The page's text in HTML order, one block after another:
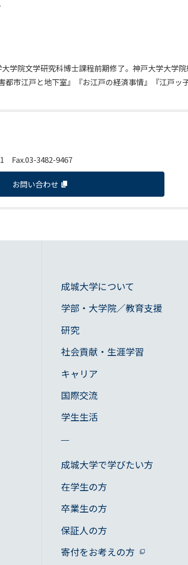
学院文学研究科博士課程前期修了。神戸大学大学院
市江戸と地下室』『お江戸の経済事情』『江戸ッ
Fax.03-3482-9467
お問い合わせ
成城大学について
学部・大学院／教育支援
研究
社会貢献・生涯学習
キャリア
国際交流
学生生活
成城大学で学びたい方
在学生の方
卒業生の方
保証人の方
寄付をお考えの方